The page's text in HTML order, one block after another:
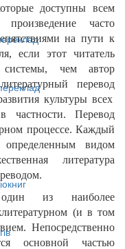
доступны всем
часто
на пути к
если этот читатель
чем автор
литературный перевод
культуры всех
частности. Перевод
процессе. Каждый
определенным видом
литература
из наиболее
(и в том
Непосредственно
основной частью